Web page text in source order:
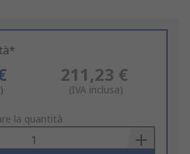
211,23 €
(IVA inclusa)
la quantità